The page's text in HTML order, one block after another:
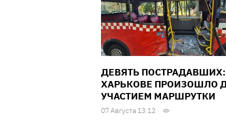
ДЕВЯТЬ ПОСТРАДАВШИХ:
ХАРЬКОВЕ ПРОИЗОШЛО
УЧАСТИЕМ МАРШРУТКИ
07 Августа 13:12